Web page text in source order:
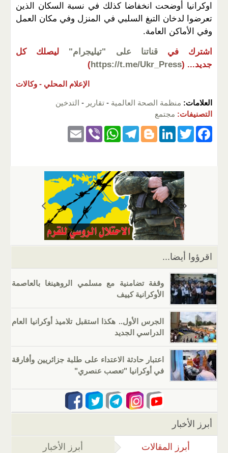
اوكرانيا أوضحت انخفاضا كذلك في نسبة السكان الذين
تعرضوا لدخان التبغ السلبي في المنزل وفي مكان العمل
وفي الأماكن العامة.
اشترك في قناتنا على "تيليجرام"
ليصلك كل
جديد... (
https://t.me/Ukr_Press
)
الإعلام المحلي - وكالات
العلامات: منظمة الصحة العالمية - تقارير - التدخين
التصنيفات: مجتمع
F
k
T
er
Li
e
dI
n
Bl
g
er
T
gr
a
m
W
s
A
p
p
Vi
اقرؤوا أيضا...
وقفة تضامنية مع مسلمي الروهينغا بالعاصمة
الأوكرانية كييف
الجرس الأول.. هكذا استقبل تلاميذ أوكرانيا العام
الدراسي الجديد
اعتبار حادثة الاعتداء على طلبة جزائريين وأفارقة
في أوكرانيا "تعصب عنصري"
أبرز الأخبار
أبرز المقالات (علامة التبويب النشطة)
أبرز الأخبار